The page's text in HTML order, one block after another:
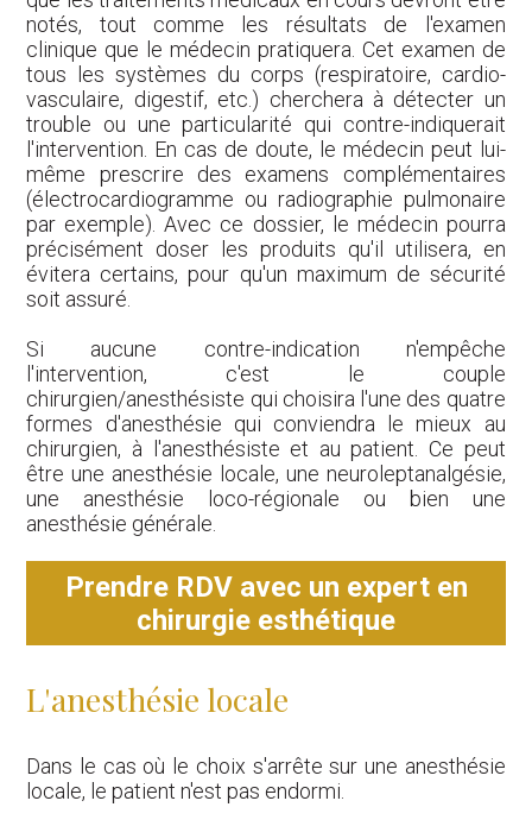
notés, tout comme les résultats de l'examen
clinique que le médecin pratiquera. Cet examen de
tous les systèmes du corps (respiratoire, cardio-
vasculaire, digestif, etc.) cherchera à détecter un
trouble ou une particularité qui contre-indiquerait
l'intervention. En cas de doute, le médecin peut lui-
même prescrire des examens complémentaires
(électrocardiogramme ou radiographie pulmonaire
par exemple). Avec ce dossier, le médecin pourra
précisément doser les produits qu'il utilisera, en
évitera certains, pour qu'un maximum de sécurité
soit assuré.
Si aucune contre-indication n'empêche
l'intervention, c'est le couple
chirurgien/anesthésiste qui choisira l'une des quatre
formes d'anesthésie qui conviendra le mieux au
chirurgien, à l'anesthésiste et au patient. Ce peut
être une anesthésie locale, une neuroleptanalgésie,
une anesthésie loco-régionale ou bien une
anesthésie générale.
Prendre RDV avec un expert en
chirurgie esthétique
L'anesthésie locale
Dans le cas où le choix s'arrête sur une anesthésie
locale, le patient n'est pas endormi.